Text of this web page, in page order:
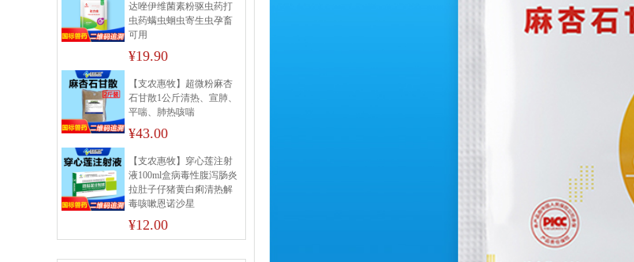
达唑伊维菌素粉驱虫药打
虫药螨虫蛔虫寄生虫孕畜
可用
¥19.90
【支农惠牧】超微粉麻杏
石甘散1公斤清热、宣肺、
平喘、肺热咳喘
¥43.00
【支农惠牧】穿心莲注射
液100ml盒病毒性腹泻肠炎
拉肚子仔猪黄白痢清热解
毒咳嗽恩诺沙星
¥12.00